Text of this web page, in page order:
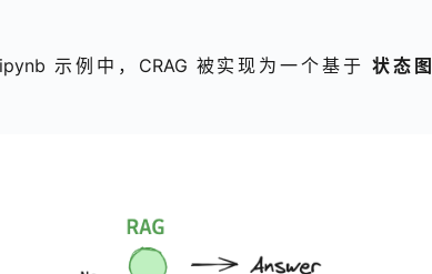
示例中，CRAG 被实现为一个基于 状态图